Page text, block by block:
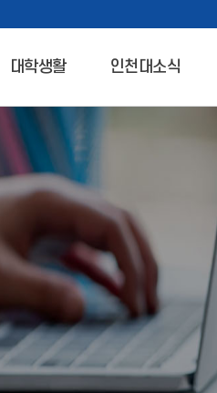
대학생활 인천대소식